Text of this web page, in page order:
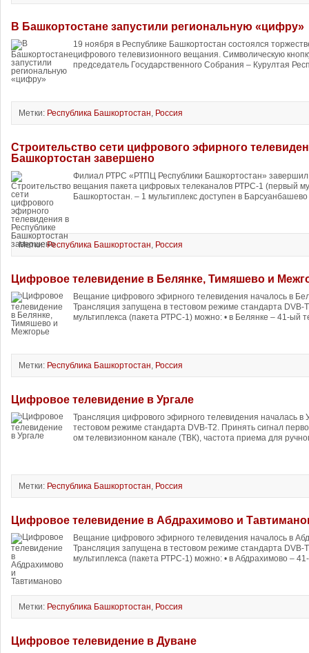
В Башкортостане запустили региональную «цифру»
19 ноября в Республике Башкортостан состоялся
цифрового телевизионного вещания. Символическую
председатель Государственного Собрания – Курултая
Метки: Республика Башкортостан, Россия
Строительство сети цифрового эфирного
Башкортостан завершено
Филиал РТРС «РТПЦ Республики Башкортостан» завершил
вещания пакета цифровых телеканалов РТРС-1 (первый
Башкортостан. – 1 мультиплекс доступен в
Метки:Республика Башкортостан, Россия
Цифровое телевидение в Белянке, Тимяшево и
Вещание цифрового эфирного телевидения началось в
Трансляция запущена в тестовом режиме стандарта DVB-
мультиплекса (пакета РТРС-1) можно: • в Белянке – 41-ый
Метки: Республика Башкортостан, Россия
Цифровое телевидение в Ургале
Трансляция цифрового эфирного телевидения началась
тестовом режиме стандарта DVB-T2. Принять сигнал
ом телевизионном канале (ТВК), частота приема для
Метки: Республика Башкортостан, Россия
Цифровое телевидение в Абдрахимово и
Вещание цифрового эфирного телевидения началось в
Трансляция запущена в тестовом режиме стандарта DVB-
мультиплекса (пакета РТРС-1) можно: • в Абдрахимово –
Метки: Республика Башкортостан, Россия
Цифровое телевидение в Дуване